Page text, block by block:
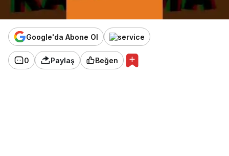
Google'da Abone Ol
0 Paylaş Beğen